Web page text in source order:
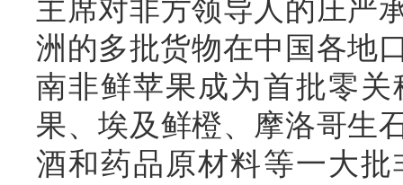
主席对非方领导人的庄严
洲的多批货物在中国各地
南非鲜苹果成为首批零
果、埃及鲜橙、摩洛哥生
酒和药品原材料等一大